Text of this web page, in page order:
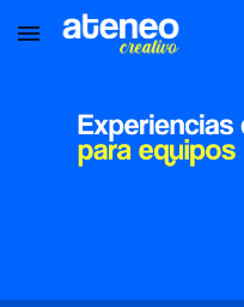
Skip to main content